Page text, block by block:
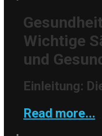
Wichtige
und
Einleitung:
Read more...